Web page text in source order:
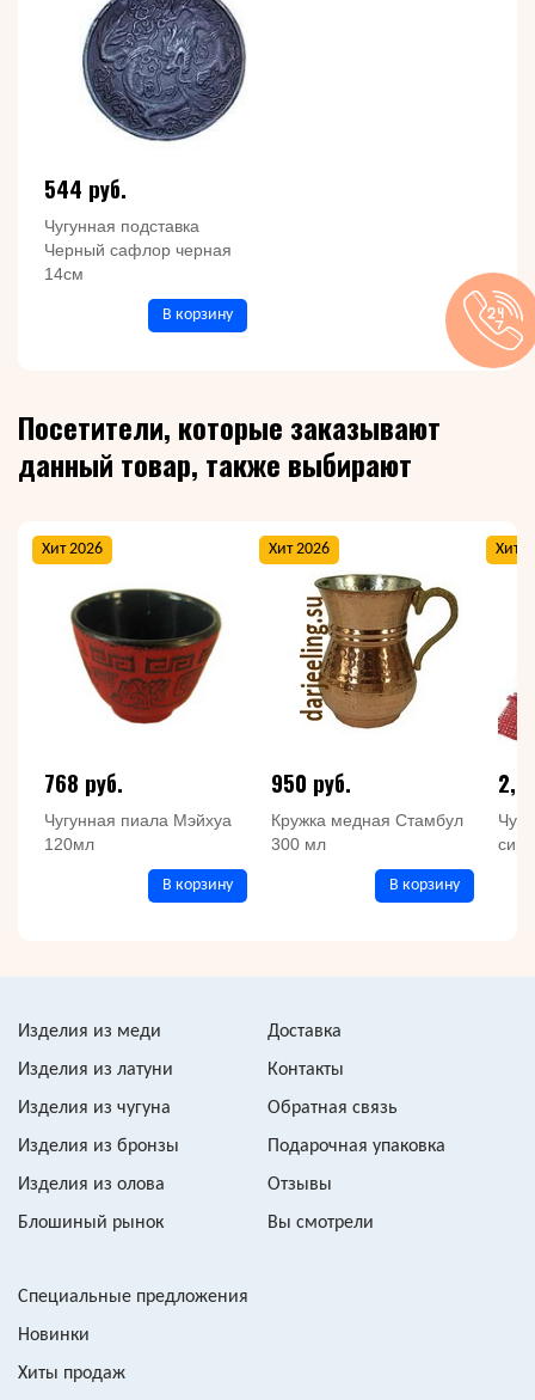
544 руб.
Чугунная подставка
Черный сафлор черная
14см
В корзину
Посетители, которые заказывают
данный товар, также выбирают
Хит 2026
768 руб.
Чугунная пиала Мэйхуа
120мл
В корзину
Хит 2026
950 руб.
Кружка медная Стамбул
300 мл
В корзину
Хит
Изделия из меди
Изделия из латуни
Изделия из чугуна
Изделия из бронзы
Изделия из олова
Блошиный рынок
Доставка
Контакты
Обратная связь
Подарочная упаковка
Отзывы
Вы смотрели
Специальные предложения
Новинки
Хиты продаж